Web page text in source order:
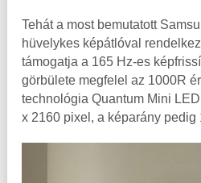
Tehát a most bemutatott
hüvelykes képátlóval
támogatja a 165 Hz-es
görbülete megfelel az 1000R
technológia Quantum Mini
x 2160 pixel, a képarány pedig